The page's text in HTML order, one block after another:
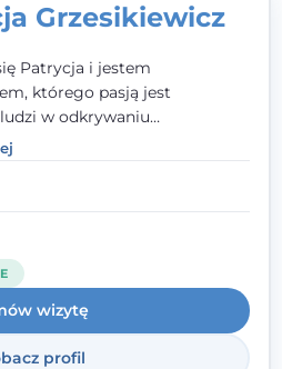
Grzesikiewicz
Patrycja i jestem
którego pasją jest
w odkrywaniu
siły i radzeniu sobie z
trudnościami. Pracuję w
behawioralnym, oferując
podejście pełne empatii,
Jeśli masz za sobą
jestem tutaj dla Ciebie.
wizytę
profil